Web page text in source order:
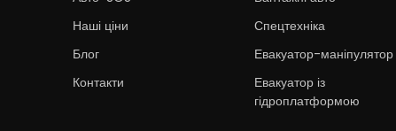
Наші ціни
Блог
Контакти
Спецтехніка
Евакуатор-маніпулятор
Евакуатор із
гідроплатформою